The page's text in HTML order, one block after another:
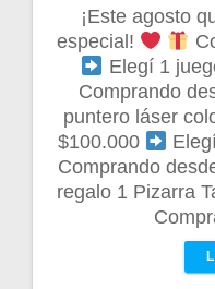
¡Este agosto
especial!
Elegí 1
Comprando
puntero láser
$100.000
Comprando
regalo 1 Pizarra